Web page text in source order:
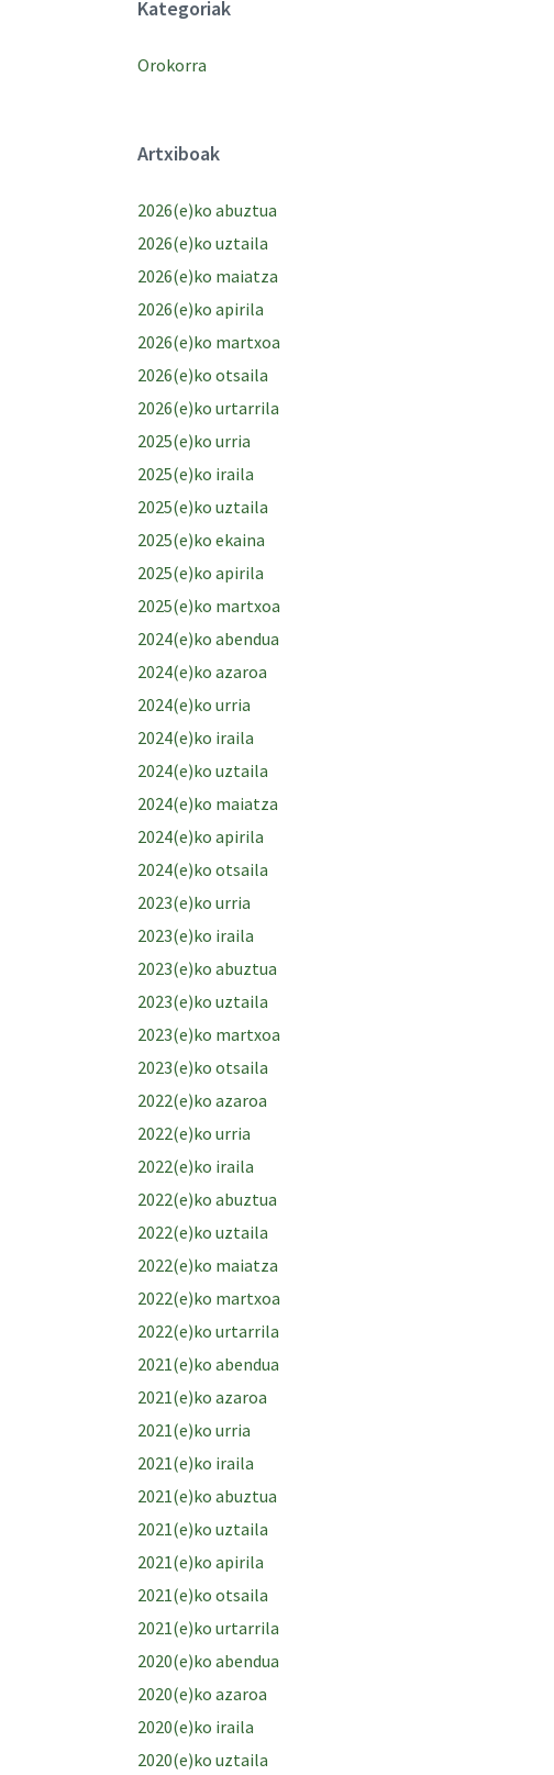
Kategoriak
Orokorra
Artxiboak
2026(e)ko abuztua
2026(e)ko uztaila
2026(e)ko maiatza
2026(e)ko apirila
2026(e)ko martxoa
2026(e)ko otsaila
2026(e)ko urtarrila
2025(e)ko urria
2025(e)ko iraila
2025(e)ko uztaila
2025(e)ko ekaina
2025(e)ko apirila
2025(e)ko martxoa
2024(e)ko abendua
2024(e)ko azaroa
2024(e)ko urria
2024(e)ko iraila
2024(e)ko uztaila
2024(e)ko maiatza
2024(e)ko apirila
2024(e)ko otsaila
2023(e)ko urria
2023(e)ko iraila
2023(e)ko abuztua
2023(e)ko uztaila
2023(e)ko martxoa
2023(e)ko otsaila
2022(e)ko azaroa
2022(e)ko urria
2022(e)ko iraila
2022(e)ko abuztua
2022(e)ko uztaila
2022(e)ko maiatza
2022(e)ko martxoa
2022(e)ko urtarrila
2021(e)ko abendua
2021(e)ko azaroa
2021(e)ko urria
2021(e)ko iraila
2021(e)ko abuztua
2021(e)ko uztaila
2021(e)ko apirila
2021(e)ko otsaila
2021(e)ko urtarrila
2020(e)ko abendua
2020(e)ko azaroa
2020(e)ko iraila
2020(e)ko uztaila